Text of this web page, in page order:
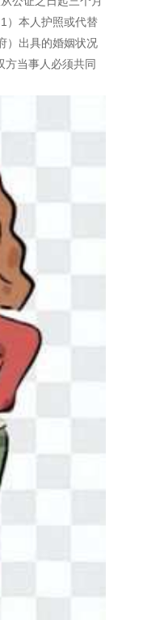
本人护照或代替
出具的婚姻状况
当事人必须共同